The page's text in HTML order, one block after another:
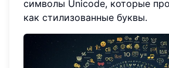
символы Unicode, которые
как стилизованные буквы.